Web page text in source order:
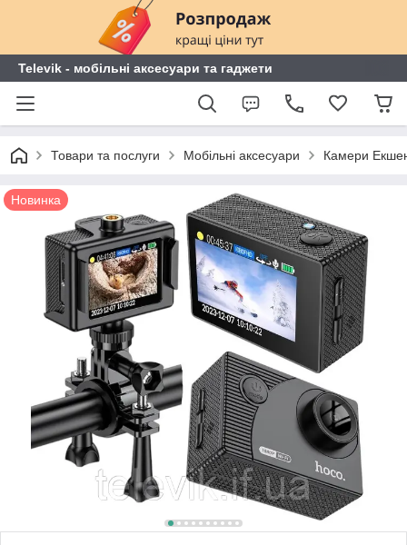
Televik - мобільні аксесуари та гаджети
Товари та послуги Мобільні аксесуари Камери
Новинка